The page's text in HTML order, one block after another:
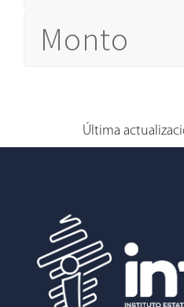
Monto
Última